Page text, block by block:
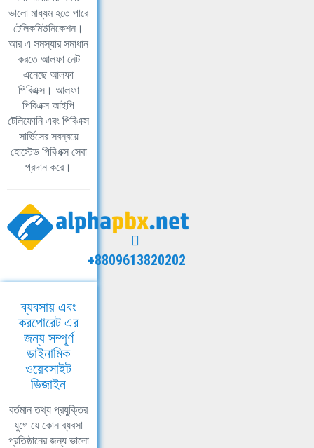
ভালো মাধ্যম হতে পারে
টেলিকমিউনিকেশন।
আর এ সমস্যার সমাধান
করতে আলফা নেট
এনেছে আলফা
পিবিএক্স। আলফা
পিবিএক্স আইপি
টেলিফোনি এবং পিবিএক্স
সার্ভিসের সবন্বয়ে
হোস্টেড পিবিএক্স সেবা
প্রদান করে।
+8809613820202
ব্যবসায় এবং
করপোরেট এর
জন্য সম্পূর্ণ
ডাইনামিক
ওয়েবসাইট
ডিজাইন
বর্তমান তথ্য প্রযুক্তির
যুগে যে কোন ব্যবসা
প্রতিষ্ঠানের জন্য ভালো